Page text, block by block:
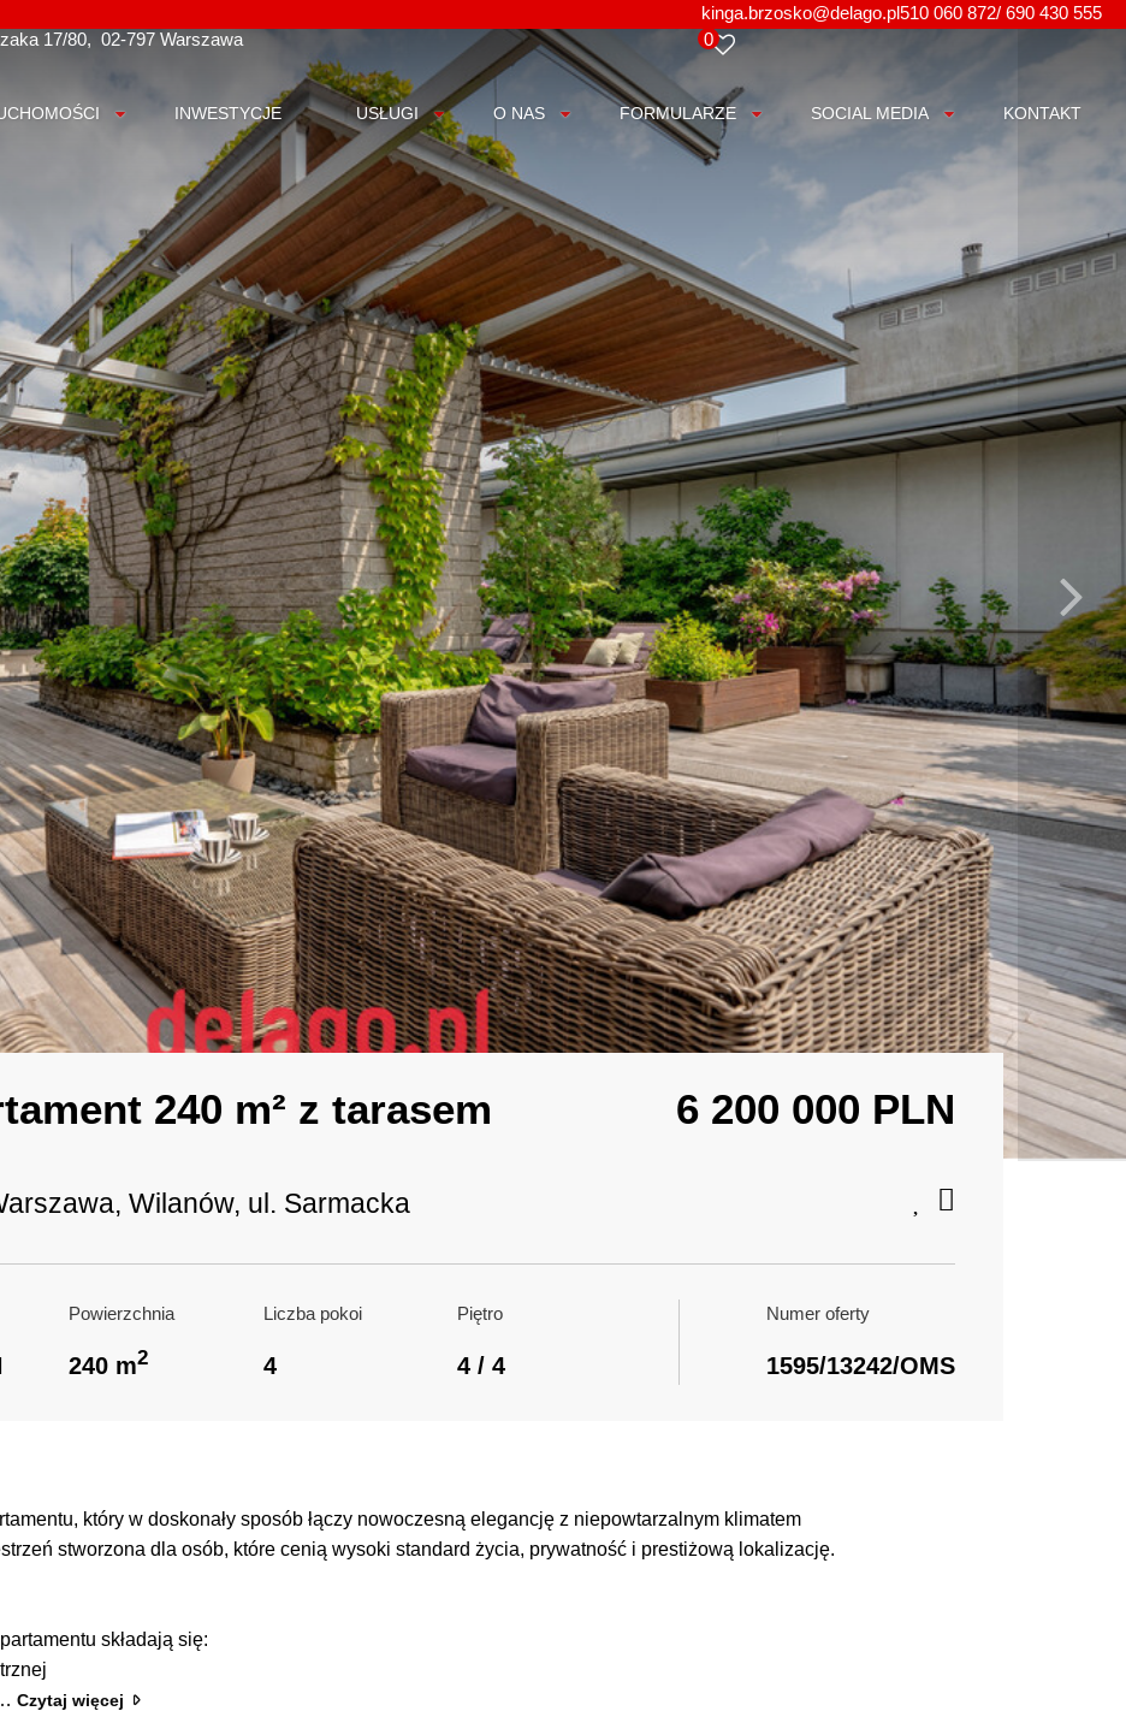
17/80 02-797 Warszawa
kinga.brzosko@delago.pl510 060 872/ 690 430 555
0
INWESTYCJE USŁUGI O NAS FORMULARZE SOCIAL MEDIA KONTAKT
240 m² z tarasem
Wilanów, ul. Sarmacka
6 200 000 PLN
Powierzchnia
240 m2
Liczba pokoi
4
Piętro
4 / 4
Numer oferty
1595/13242/OMS
który w doskonały sposób łączy nowoczesną elegancję z niepowtarzalnym klimatem
stworzona dla osób, które cenią wysoki standard życia, prywatność i prestiżową lokalizację.
składają się:
Czytaj więcej